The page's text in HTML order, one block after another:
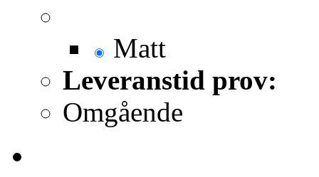
Matt
Leveranstid prov:
Omgående